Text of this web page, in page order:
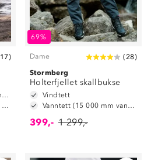
17)
Vanntett (30 000 mm vannsøyle)
Fukttransporterende (10 000 g/m2/24t)
69%
Dame (28)
Stormberg
Holterfjellet skallbukse
Vindtett
Vanntett (15 000 mm vannsøyle)
399,- 1 299,-